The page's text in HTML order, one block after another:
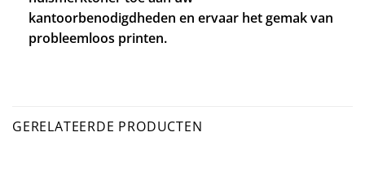
kantoorbenodigdheden en ervaar het gemak van
probleemloos printen.
GERELATEERDE PRODUCTEN